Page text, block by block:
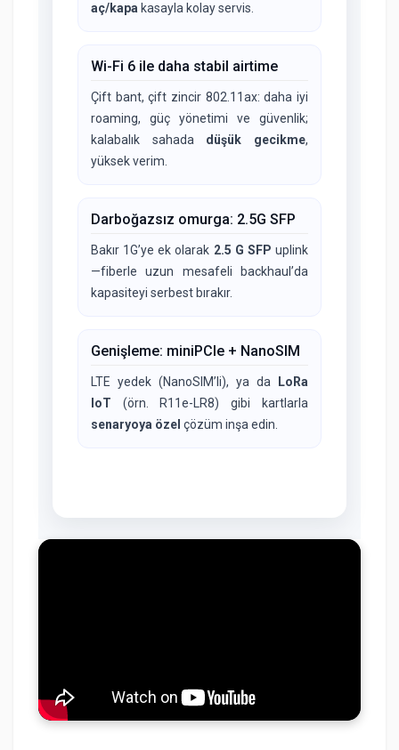
aç/kapa kasayla kolay servis.
Wi-Fi 6 ile daha stabil airtime
Çift bant, çift zincir 802.11ax: daha iyi
roaming, güç yönetimi ve güvenlik;
kalabalık sahada düşük gecikme,
yüksek verim.
Darboğazsız omurga: 2.5G SFP
Bakır 1G’ye ek olarak 2.5 G SFP uplink
—fiberle uzun mesafeli backhaul’da
kapasiteyi serbest bırakır.
Genişleme: miniPCIe + NanoSIM
LTE yedek (NanoSIM’li), ya da
LoRa
IoT (örn. R11e-LR8) gibi kartlarla
senaryoya özel çözüm inşa edin.